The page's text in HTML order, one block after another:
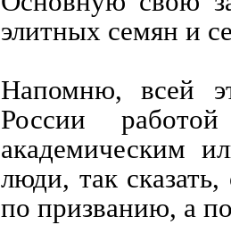
элитных семян и
Напомню, всей
России
академическим
люди, так
по призванию, а